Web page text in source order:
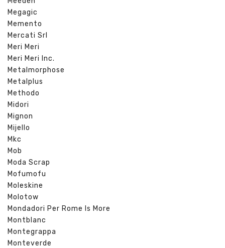
Megagic
Memento
Mercati Srl
Meri Meri
Meri Meri Inc.
Metalmorphose
Metalplus
Methodo
Midori
Mignon
Mijello
Mkc
Mob
Moda Scrap
Mofumofu
Moleskine
Molotow
Mondadori Per Rome Is More
Montblanc
Montegrappa
Monteverde